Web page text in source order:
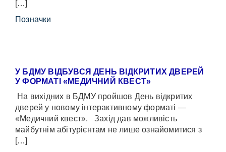
[…]
Позначки
У БДМУ ВІДБУВСЯ ДЕНЬ ВІДКРИТИХ ДВЕРЕЙ
У ФОРМАТІ «МЕДИЧНИЙ КВЕСТ»
На вихідних в БДМУ пройшов День відкритих
дверей у новому інтерактивному форматі —
«Медичний квест». Захід дав можливість
майбутнім абітурієнтам не лише ознайомитися з
[…]